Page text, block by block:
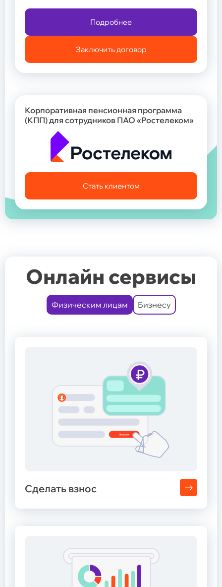
Подробнее
Заключить договор
Корпоративная пенсионная программа
(КПП) для сотрудников ПАО «Ростелеком»
Стать клиентом
Онлайн сервисы
Физическим лицам Бизнесу
Сделать взнос